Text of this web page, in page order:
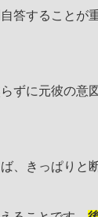
答することが
ずに元彼の意
、きっぱりと